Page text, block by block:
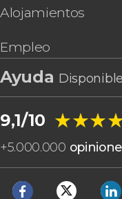
Alojamientos
Empleo
Ayuda
9,1/10
+5.000.000